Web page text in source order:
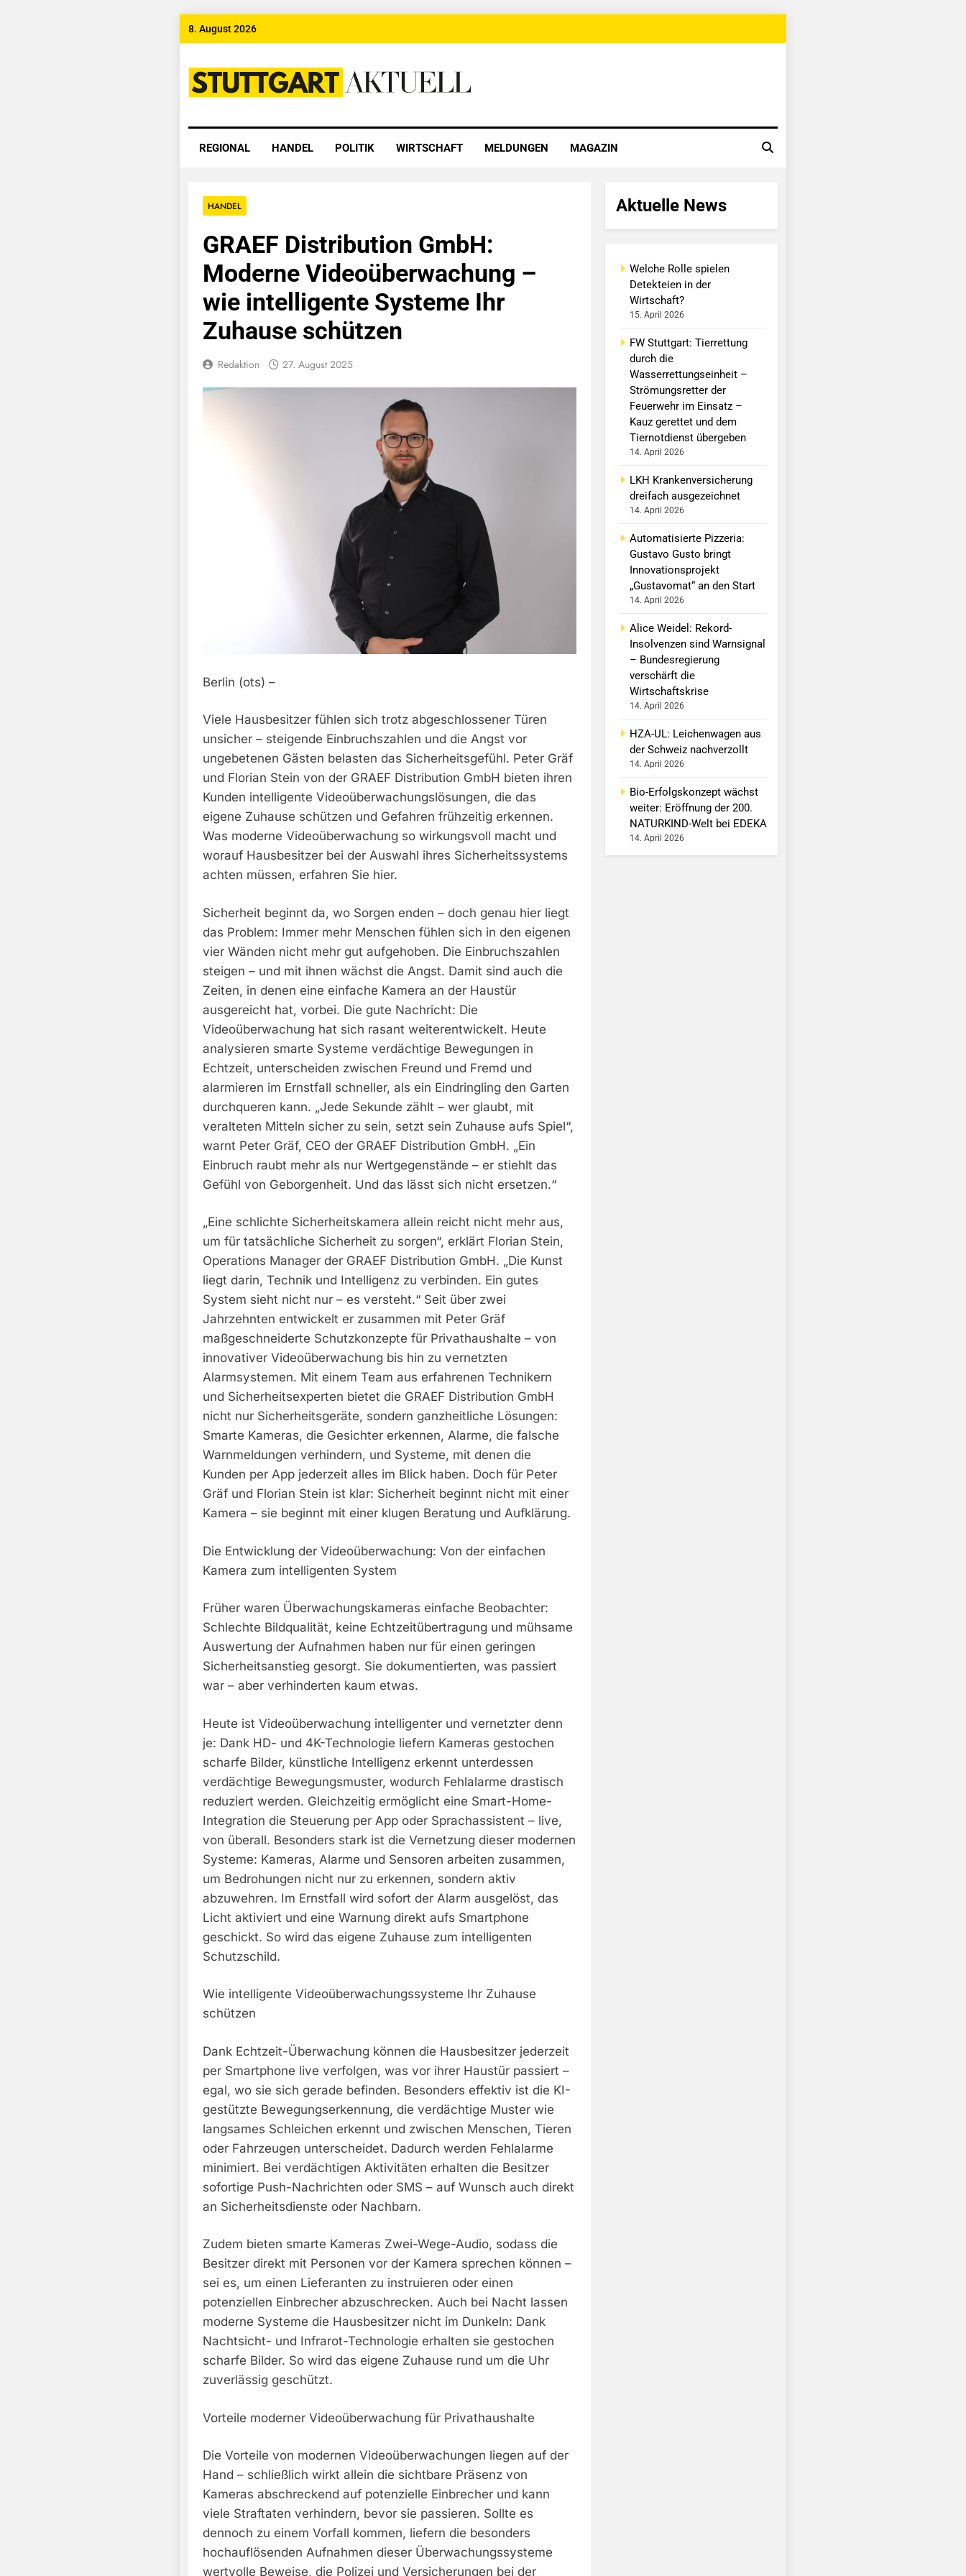
Skip
8. August 2026
Stuttgart Aktuell
REGIONAL HANDEL POLITIK WIRTSCHAFT MELDUNGEN MAGAZIN
HANDEL
GRAEF Distribution GmbH:
Moderne Videoüberwachung –
wie intelligente Systeme Ihr
Zuhause schützen
Redaktion 27. August 2025
Berlin (ots) –
Viele Hausbesitzer fühlen sich trotz abgeschlossener Türen
unsicher – steigende Einbruchszahlen und die Angst vor
ungebetenen Gästen belasten das Sicherheitsgefühl. Peter Gräf
und Florian Stein von der GRAEF Distribution GmbH bieten ihren
Kunden intelligente Videoüberwachungslösungen, die das
eigene Zuhause schützen und Gefahren frühzeitig erkennen.
Was moderne Videoüberwachung so wirkungsvoll macht und
worauf Hausbesitzer bei der Auswahl ihres Sicherheitssystems
achten müssen, erfahren Sie hier.
Sicherheit beginnt da, wo Sorgen enden – doch genau hier liegt
das Problem: Immer mehr Menschen fühlen sich in den eigenen
vier Wänden nicht mehr gut aufgehoben. Die Einbruchszahlen
steigen – und mit ihnen wächst die Angst. Damit sind auch die
Zeiten, in denen eine einfache Kamera an der Haustür
ausgereicht hat, vorbei. Die gute Nachricht: Die
Videoüberwachung hat sich rasant weiterentwickelt. Heute
analysieren smarte Systeme verdächtige Bewegungen in
Echtzeit, unterscheiden zwischen Freund und Fremd und
alarmieren im Ernstfall schneller, als ein Eindringling den Garten
durchqueren kann. „Jede Sekunde zählt – wer glaubt, mit
veralteten Mitteln sicher zu sein, setzt sein Zuhause aufs Spiel“,
warnt Peter Gräf, CEO der GRAEF Distribution GmbH. „Ein
Einbruch raubt mehr als nur Wertgegenstände – er stiehlt das
Gefühl von Geborgenheit. Und das lässt sich nicht ersetzen.“
„Eine schlichte Sicherheitskamera allein reicht nicht mehr aus,
um für tatsächliche Sicherheit zu sorgen“, erklärt Florian Stein,
Operations Manager der GRAEF Distribution GmbH. „Die Kunst
liegt darin, Technik und Intelligenz zu verbinden. Ein gutes
System sieht nicht nur – es versteht.“ Seit über zwei
Jahrzehnten entwickelt er zusammen mit Peter Gräf
maßgeschneiderte Schutzkonzepte für Privathaushalte – von
innovativer Videoüberwachung bis hin zu vernetzten
Alarmsystemen. Mit einem Team aus erfahrenen Technikern
und Sicherheitsexperten bietet die GRAEF Distribution GmbH
nicht nur Sicherheitsgeräte, sondern ganzheitliche Lösungen:
Smarte Kameras, die Gesichter erkennen, Alarme, die falsche
Warnmeldungen verhindern, und Systeme, mit denen die
Kunden per App jederzeit alles im Blick haben. Doch für Peter
Gräf und Florian Stein ist klar: Sicherheit beginnt nicht mit einer
Kamera – sie beginnt mit einer klugen Beratung und Aufklärung.
Die Entwicklung der Videoüberwachung: Von der einfachen
Kamera zum intelligenten System
Früher waren Überwachungskameras einfache Beobachter:
Schlechte Bildqualität, keine Echtzeitübertragung und mühsame
Auswertung der Aufnahmen haben nur für einen geringen
Sicherheitsanstieg gesorgt. Sie dokumentierten, was passiert
war – aber verhinderten kaum etwas.
Heute ist Videoüberwachung intelligenter und vernetzter denn
je: Dank HD- und 4K-Technologie liefern Kameras gestochen
scharfe Bilder, künstliche Intelligenz erkennt unterdessen
verdächtige Bewegungsmuster, wodurch Fehlalarme drastisch
reduziert werden. Gleichzeitig ermöglicht eine Smart-Home-
Integration die Steuerung per App oder Sprachassistent – live,
von überall. Besonders stark ist die Vernetzung dieser modernen
Systeme: Kameras, Alarme und Sensoren arbeiten zusammen,
um Bedrohungen nicht nur zu erkennen, sondern aktiv
abzuwehren. Im Ernstfall wird sofort der Alarm ausgelöst, das
Licht aktiviert und eine Warnung direkt aufs Smartphone
geschickt. So wird das eigene Zuhause zum intelligenten
Schutzschild.
Wie intelligente Videoüberwachungssysteme Ihr Zuhause
schützen
Dank Echtzeit-Überwachung können die Hausbesitzer jederzeit
per Smartphone live verfolgen, was vor ihrer Haustür passiert –
egal, wo sie sich gerade befinden. Besonders effektiv ist die KI-
gestützte Bewegungserkennung, die verdächtige Muster wie
langsames Schleichen erkennt und zwischen Menschen, Tieren
oder Fahrzeugen unterscheidet. Dadurch werden Fehlalarme
minimiert. Bei verdächtigen Aktivitäten erhalten die Besitzer
sofortige Push-Nachrichten oder SMS – auf Wunsch auch direkt
an Sicherheitsdienste oder Nachbarn.
Zudem bieten smarte Kameras Zwei-Wege-Audio, sodass die
Besitzer direkt mit Personen vor der Kamera sprechen können –
sei es, um einen Lieferanten zu instruieren oder einen
potenziellen Einbrecher abzuschrecken. Auch bei Nacht lassen
moderne Systeme die Hausbesitzer nicht im Dunkeln: Dank
Nachtsicht- und Infrarot-Technologie erhalten sie gestochen
scharfe Bilder. So wird das eigene Zuhause rund um die Uhr
zuverlässig geschützt.
Vorteile moderner Videoüberwachung für Privathaushalte
Die Vorteile von modernen Videoüberwachungen liegen auf der
Hand – schließlich wirkt allein die sichtbare Präsenz von
Kameras abschreckend auf potenzielle Einbrecher und kann
viele Straftaten verhindern, bevor sie passieren. Sollte es
dennoch zu einem Vorfall kommen, liefern die besonders
hochauflösenden Aufnahmen dieser Überwachungssysteme
wertvolle Beweise, die Polizei und Versicherungen bei der
Aktuelle News
Welche Rolle spielen
Detekteien in der
Wirtschaft?
15. April 2026
FW Stuttgart: Tierrettung
durch die
Wasserrettungseinheit –
Strömungsretter der
Feuerwehr im Einsatz –
Kauz gerettet und dem
Tiernotdienst übergeben
14. April 2026
LKH Krankenversicherung
dreifach ausgezeichnet
14. April 2026
Automatisierte Pizzeria:
Gustavo Gusto bringt
Innovationsprojekt
„Gustavomat“ an den Start
14. April 2026
Alice Weidel: Rekord-
Insolvenzen sind Warnsignal
– Bundesregierung
verschärft die
Wirtschaftskrise
14. April 2026
HZA-UL: Leichenwagen aus
der Schweiz nachverzollt
14. April 2026
Bio-Erfolgskonzept wächst
weiter: Eröffnung der 200.
NATURKIND-Welt bei EDEKA
14. April 2026